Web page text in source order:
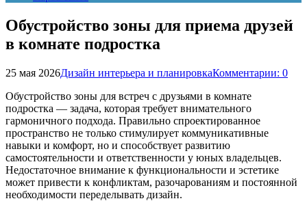
Обустройство зоны для приема друзей
в комнате подростка
25 мая 2026Дизайн интерьера и планировкаКомментарии: 0
Обустройство зоны для встреч с друзьями в комнате
подростка — задача, которая требует внимательного
гармоничного подхода. Правильно спроектированное
пространство не только стимулирует коммуникативные
навыки и комфорт, но и способствует развитию
самостоятельности и ответственности у юных владельцев.
Недостаточное внимание к функциональности и эстетике
может привести к конфликтам, разочарованиям и постоянной
необходимости переделывать дизайн.